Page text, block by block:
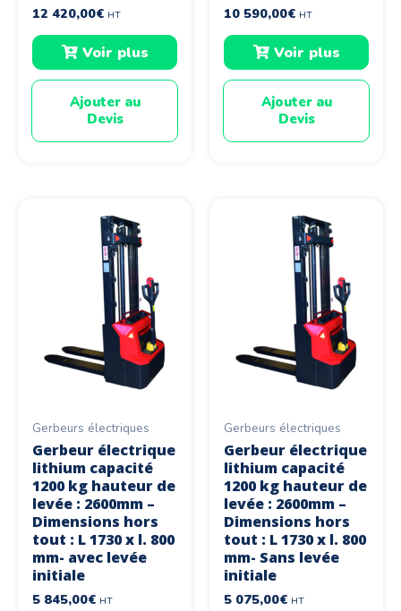
12 420,00€ HT
Voir plus
Ajouter au
Devis
10 590,00€ HT
Voir plus
Ajouter au
Devis
Gerbeurs électriques
Gerbeur électrique
lithium capacité
1200 kg hauteur de
levée : 2600mm –
Dimensions hors
tout : L 1730 x l. 800
mm- avec levée
initiale
5 845,00€ HT
Gerbeurs électriques
Gerbeur électrique
lithium capacité
1200 kg hauteur de
levée : 2600mm –
Dimensions hors
tout : L 1730 x l. 800
mm- Sans levée
initiale
5 075,00€ HT